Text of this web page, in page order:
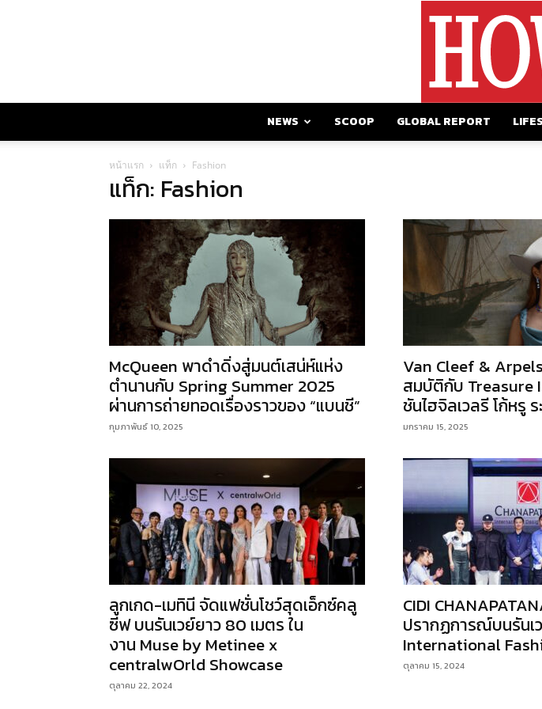
NEWS SCOOP GLOBAL REPORT
หน้าแรก แท็ก Fashion
แท็ก: Fashion
McQueen พาดำดิ่งสู่มนต์เสน่ห์แห่ง
ตำนานกับ Spring Summer 2025
ผ่านการถ่ายทอดเรื่องราวของ “แบนชี”
กุมภาพันธ์ 10, 2025
Van Cleef &
สมบัติกับ Treasure
ชันไฮจิลเวลรี โก้หรู
มกราคม 15, 2025
ลูกเกด-เมทินี จัดแฟชั่นโชว์สุดเอ็กซ์คลู
ซีฟ บนรันเวย์ยาว 80 เมตร ใน
งาน Muse by Metinee x
centralwOrld Showcase
ตุลาคม 22, 2024
CIDI
ปรากฏการณ์บนรันเ
International
ตุลาคม 15, 2024